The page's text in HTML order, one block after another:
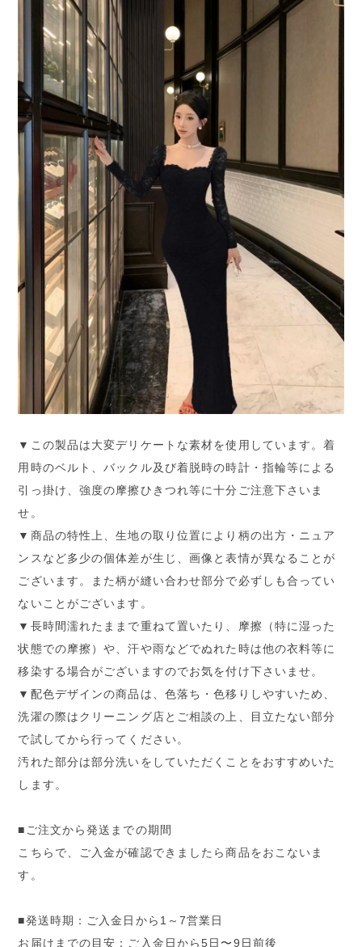
▼この製品は大変デリケートな素材を使用しています。着
用時のベルト、バックル及び着脱時の時計・指輪等による
引っ掛け、強度の摩擦ひきつれ等に十分ご注意下さいま
せ。
▼商品の特性上、生地の取り位置により柄の出方・ニュア
ンスなど多少の個体差が生じ、画像と表情が異なることが
ございます。また柄が縫い合わせ部分で必ずしも合ってい
ないことがございます。
▼長時間濡れたままで重ねて置いたり、摩擦（特に湿った
状態での摩擦）や、汗や雨などでぬれた時は他の衣料等に
移染する場合がございますのでお気を付け下さいませ。
▼配色デザインの商品は、色落ち・色移りしやすいため、
洗濯の際はクリーニング店とご相談の上、目立たない部分
で試してから行ってください。
汚れた部分は部分洗いをしていただくことをおすすめいた
します。
■ご注文から発送までの期間
こちらで、ご入金が確認できましたら商品をおこないま
す。
■発送時期：ご入金日から1～7営業日
お届けまでの目安：ご入金日から5日〜9日前後